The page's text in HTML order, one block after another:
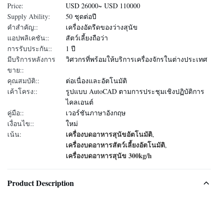
Price:
USD 26000~ USD 110000
Supply Ability:
50 ชุดต่อปี
คำสำคัญ::
เครื่องอัดรีดของว่างสุนัข
แอปพลิเคชัน::
สัตว์เลี้ยงถือว่า
การรับประกัน::
1 ปี
มีบริการหลังการ
ขาย::
วิศวกรที่พร้อมให้บริการเครื่องจักรในต่างประเทศ
คุณสมบัติ::
ต่อเนื่องและอัตโนมัติ
เค้าโครง::
รูปแบบ AutoCAD ตามการประชุมเชิงปฏิบัติการ
ไคลเอนต์
คู่มือ::
เวอร์ชันภาษาอังกฤษ
เงื่อนไข::
ใหม่
เน้น:
เครื่องบดอาหารสุนัขอัตโนมัติ,
เครื่องบดอาหารสัตว์เลี้ยงอัตโนมัติ,
เครื่องบดอาหารสุนัข 300kg/h
Product Description